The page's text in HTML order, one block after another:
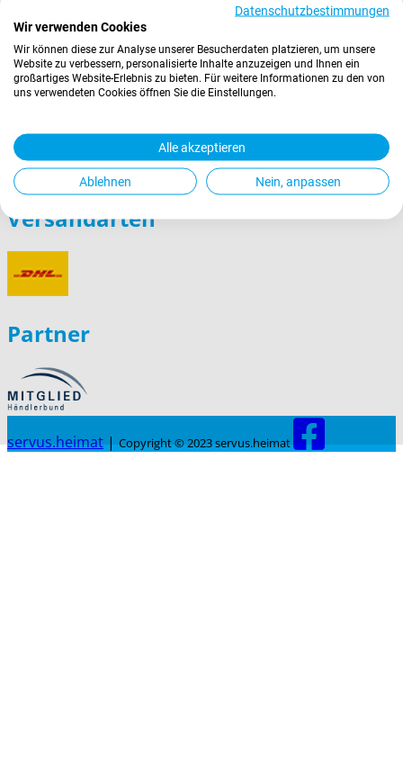
Mail-
Adresse
Abonnieren
Zahlungsarten
Versandarten
Partner
servus.heimat | Copyright © 2023 servus.heimat
Datenschutzbestimmungen
Wir verwenden Cookies
Wir können diese zur Analyse unserer Besucherdaten platzieren, um unsere
Website zu verbessern, personalisierte Inhalte anzuzeigen und Ihnen ein
großartiges Website-Erlebnis zu bieten. Für weitere Informationen zu den von
uns verwendeten Cookies öffnen Sie die Einstellungen.
Alle akzeptieren
Ablehnen Nein, anpassen